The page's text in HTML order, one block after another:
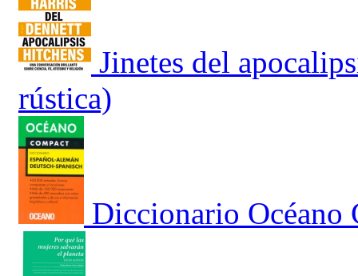
Jinetes del
rústica)
Diccionario Océano